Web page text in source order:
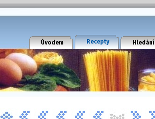
Úvodem Recepty Hledání